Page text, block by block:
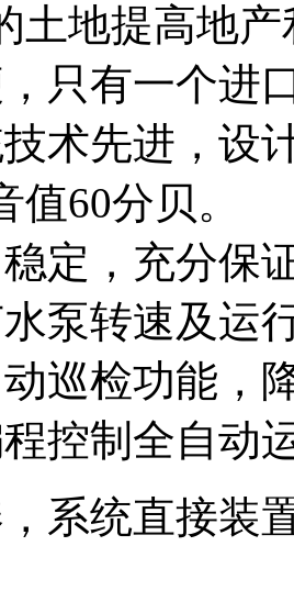
土地提高地
只有一个进
术先进，设
60分贝。
定，充分保
泵转速及运
巡检功能，
控制全自动
系统直接装